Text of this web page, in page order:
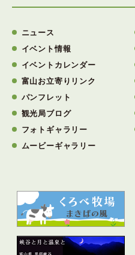
ニュース
イベント情報
イベントカレンダー
富山お立寄りリンク
パンフレット
観光局ブログ
フォトギャラリー
ムービーギャラリー